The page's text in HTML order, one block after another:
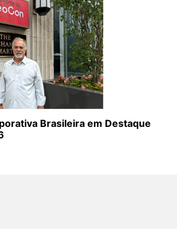
Brasileira em Destaque